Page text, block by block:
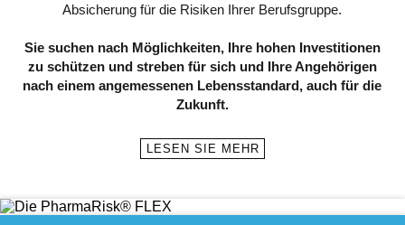
Absicherung für die Risiken Ihrer Berufsgruppe.
Sie suchen nach Möglichkeiten, Ihre hohen Investitionen
zu schützen und streben für sich und Ihre Angehörigen
nach einem angemessenen Lebensstandard, auch für die
Zukunft.
LESEN SIE MEHR